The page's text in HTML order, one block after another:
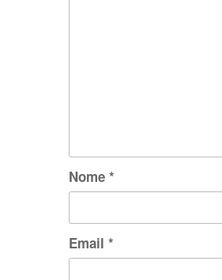
Nome *
Email *